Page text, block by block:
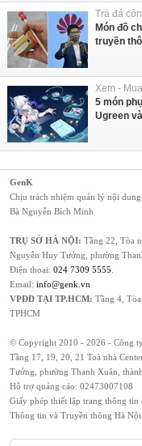
Trà đá
Món đồ
truyền
Xem -
5 món
Ugreen
GenK
Chịu trách nhiệm quản lý nội dung:
Bà Nguyễn Bích Minh
TRỤ SỞ HÀ NỘI: Tầng 22, Tòa
Nguyễn Huy Tưởng, phường
Điện thoại: 024 7309 5555
Email: info@genk.vn
VPĐD TẠI TP.HCM: Tầng 4,
TPHCM
© Copyright 2010 - 2026 - Công
Tầng 17, 19, 20, 21 Toà nhà
Tưởng, phường Thanh Xuân,
Hỗ trợ quảng cáo: 02473007108
Giấy phép thiết lập trang thông
Thông tin và Truyền thông Hà